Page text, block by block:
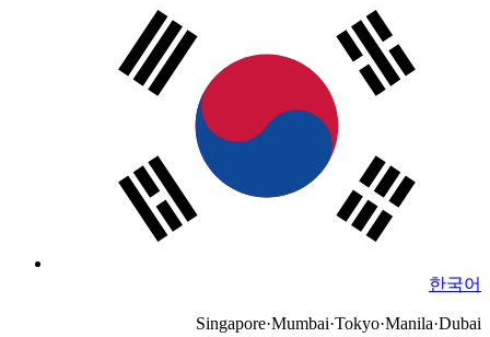
한국어
Singapore·Mumbai·Tokyo·Manila·Dubai